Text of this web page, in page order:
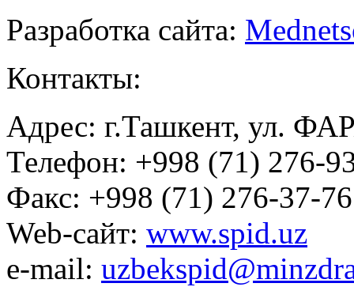
Разработка сайта:
Контакты:
Адрес: г.Ташкент, ул.
Телефон: +998 (71) 276-
Факс: +998 (71) 276-37-76
Web-сайт: www.spid.uz
e-mail: